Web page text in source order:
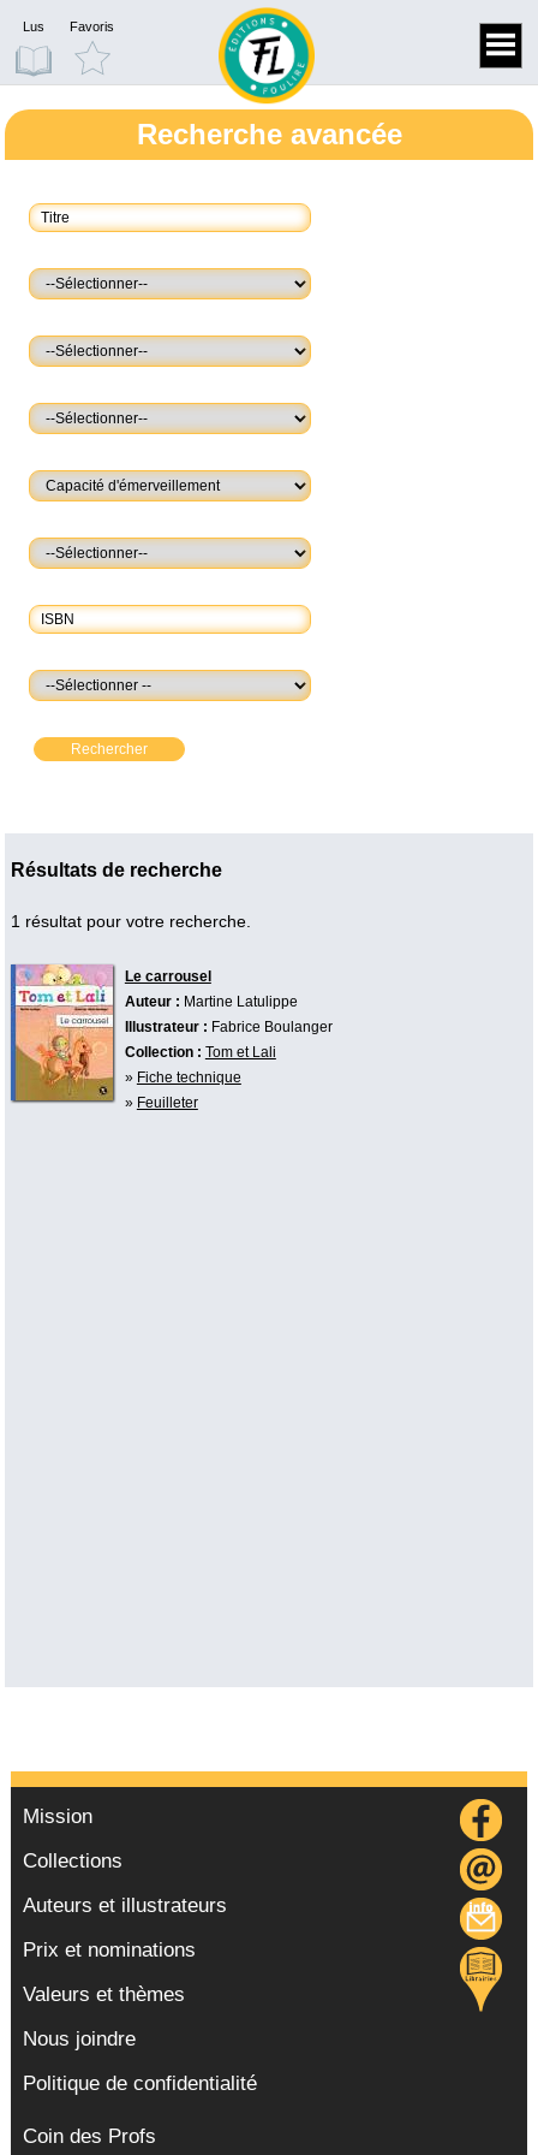
Lus Favoris
Recherche avancée
Rechercher
Résultats de recherche
1 résultat pour votre recherche.
Le carrousel
Auteur : Martine Latulippe
Illustrateur : Fabrice Boulanger
Collection : Tom et Lali
» Fiche technique
» Feuilleter
Mission
Collections
Auteurs et illustrateurs
Prix et nominations
Valeurs et thèmes
Nous joindre
Politique de confidentialité
Coin des Profs